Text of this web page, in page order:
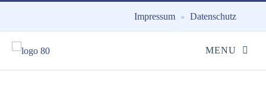
Impressum Datenschutz